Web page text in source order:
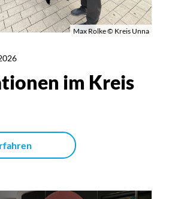
Max Rolke © Kreis Unna
im Kreis